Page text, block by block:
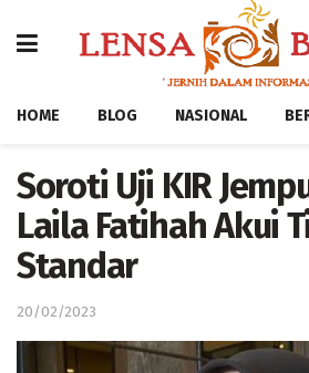
HOME BLOG NASIONAL
Soroti Uji KIR
Laila Fatihah Akui
Standar
20/02/2023